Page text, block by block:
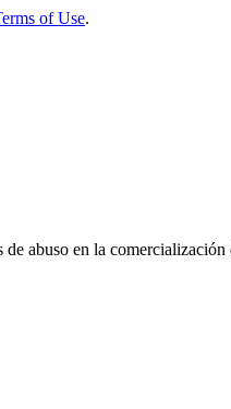
of Use.
abuso en la comercialización